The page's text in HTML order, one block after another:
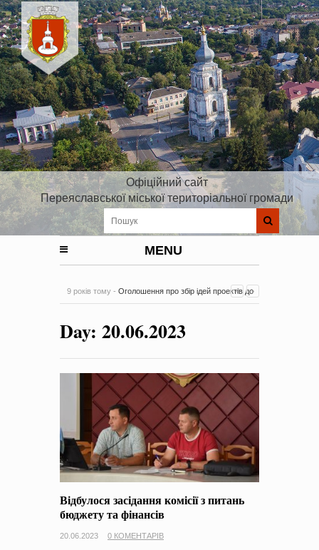
Офіційний сайт
Переяславської міської територіальної громади
MENU
9 років тому - Оголошення про збір ідей проектів до
на період 2018 – 2020 роки Оголошення про збір ідей
проектів
-0 Коментарів
Day: 20.06.2023
Відбулося засідання комісії з питань
бюджету та фінансів
20.06.2023 0 КОМЕНТАРІВ